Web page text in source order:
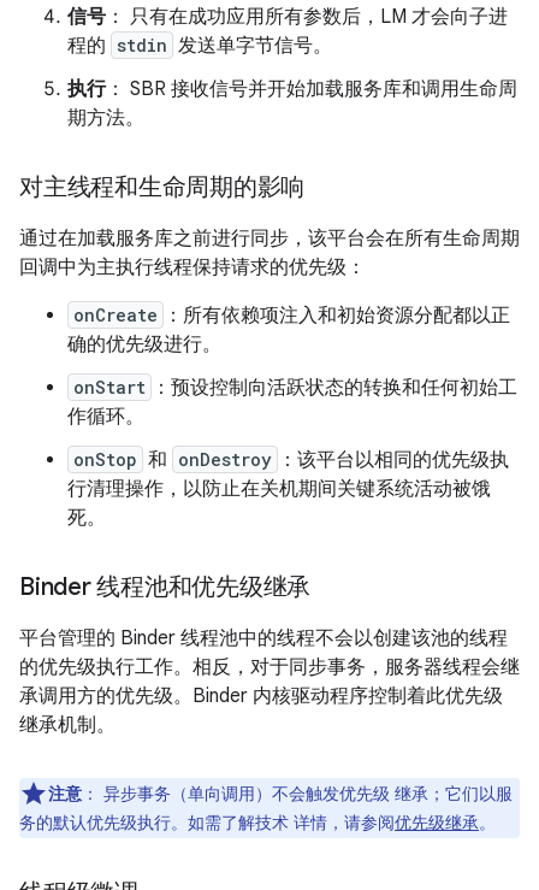
信号 ： 只有在成功应用所有参数后，LM 才会向子进
程的 stdin 发送单字节信号。
执行： SBR 接收信号并开始加载服务库和调用生命周
期方法。
对主线程和生命周期的影响
通过在加载服务库之前进行同步，该平台会在所有生命周期
回调中为主执行线程保持请求的优先级：
onCreate
：所有依赖项注入和初始资源分配都以正
确的优先级进行。
onStart
：预设控制向活跃状态的转换和任何初始工
作循环。
onStop 和 onDestroy
：该平台以相同的优先级执
行清理操作，以防止在关机期间关键系统活动被饿
死。
Binder 线程池和优先级继承
平台管理的 Binder 线程池中的线程不会以创建该池的线程
的优先级执行工作。相反，对于同步事务，服务器线程会继
承调用方的优先级。Binder 内核驱动程序控制着此优先级
继承机制。
注意 ： 异步事务（单向调用）不会触发优先级 继承；它们以服
务的默认优先级执行。如需了解技术 详情，请参阅优先级继承。